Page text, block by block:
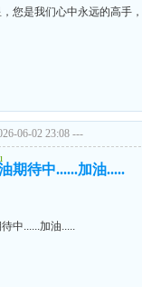
您是我们心中永远的高手
06-02 23:08 ---
期待中......加油.....
中......加油.....